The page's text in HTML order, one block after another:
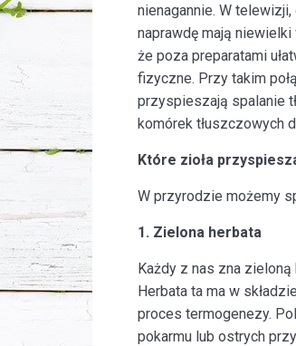
nienagannie. W
naprawdę mają niewielki
że poza preparatami
fizyczne. Przy takim
przyspieszają spalanie
komórek tłuszczowych
Które zioła
W przyrodzie możemy
1. Zielona herbata
Każdy z nas zna
Herbata ta ma w
proces termogenezy.
pokarmu lub ostrych